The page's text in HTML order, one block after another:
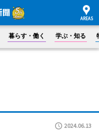
暮らす・働く 学ぶ・知る
2024.06.13